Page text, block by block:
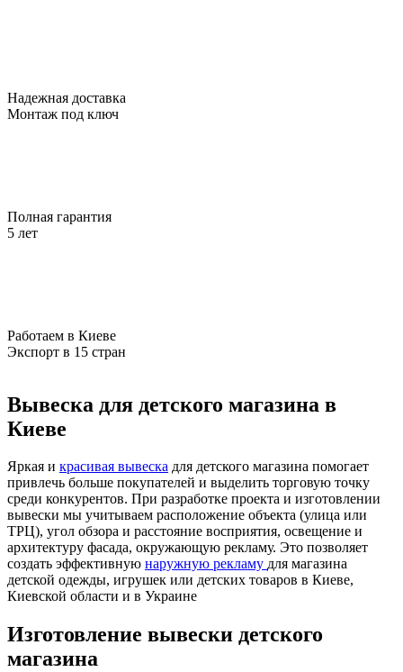
Надежная доставка
Монтаж под ключ
Полная гарантия
5 лет
Работаем в Киеве
Экспорт в 15 стран
Вывеска для детского магазина в
Киеве
Яркая и красивая вывеска для детского магазина помогает
привлечь больше покупателей и выделить торговую точку
среди конкурентов. При разработке проекта и изготовлении
вывески мы учитываем расположение объекта (улица или
ТРЦ), угол обзора и расстояние восприятия, освещение и
архитектуру фасада, окружающую рекламу. Это позволяет
создать эффективную наружную рекламу для магазина
детской одежды, игрушек или детских товаров в Киеве,
Киевской области и в Украине
Изготовление вывески детского
магазина